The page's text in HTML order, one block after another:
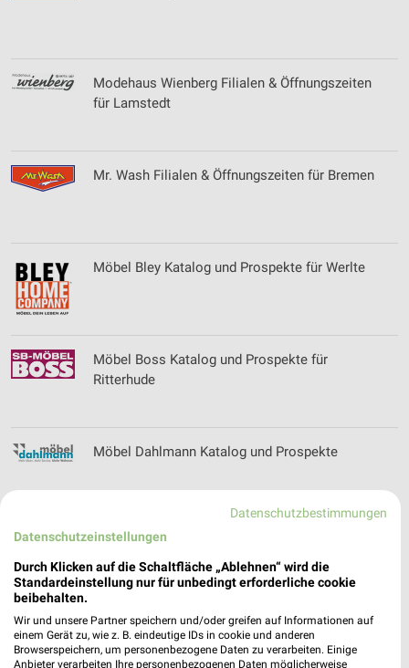
Modehaus Wienberg Filialen & Öffnungszeiten
für Lamstedt
Mr. Wash Filialen & Öffnungszeiten für Bremen
Möbel Bley Katalog und Prospekte für Werlte
Möbel Boss Katalog und Prospekte für
Ritterhude
Möbel Dahlmann Katalog und Prospekte
Möbelhaus Käthe Meyerhoff Filialen &
Öffnungszeiten für Osterholz-Scharmbeck
Möbelhaus Wolfsteller Katalog und Prospekte
für Wilster
Datenschutzbestimmungen
Datenschutzeinstellungen
Durch Klicken auf die Schaltfläche „Ablehnen“ wird die
Standardeinstellung nur für unbedingt erforderliche cookie
beibehalten.
Wir und unsere Partner speichern und/oder greifen auf Informationen auf
einem Gerät zu, wie z. B. eindeutige IDs in cookie und anderen
Browserspeichern, um personenbezogene Daten zu verarbeiten. Einige
Anbieter verarbeiten Ihre personenbezogenen Daten möglicherweise